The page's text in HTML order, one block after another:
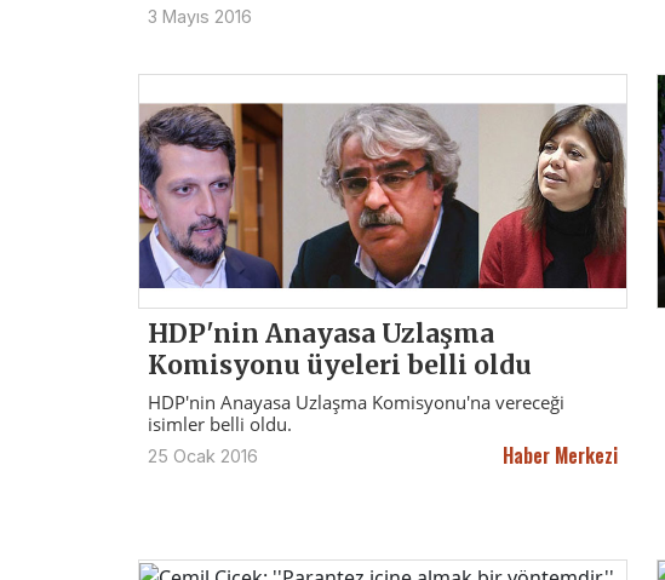
3 Mayıs 2016
HDP'nin Anayasa Uzlaşma
Komisyonu üyeleri belli oldu
HDP'nin Anayasa Uzlaşma Komisyonu'na vereceği
isimler belli oldu.
25 Ocak 2016 Haber Merkezi